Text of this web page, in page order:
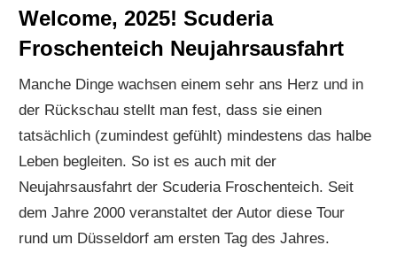
Welcome, 2025! Scuderia
Froschenteich Neujahrsausfahrt
Manche Dinge wachsen einem sehr ans Herz und in
der Rückschau stellt man fest, dass sie einen
tatsächlich (zumindest gefühlt) mindestens das halbe
Leben begleiten. So ist es auch mit der
Neujahrsausfahrt der Scuderia Froschenteich. Seit
dem Jahre 2000 veranstaltet der Autor diese Tour
rund um Düsseldorf am ersten Tag des Jahres.